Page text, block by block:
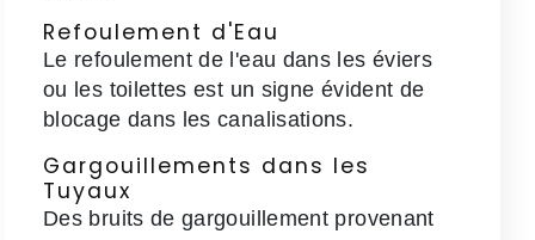
Refoulement d'Eau
Le refoulement de l'eau dans les éviers
ou les toilettes est un signe évident de
blocage dans les canalisations.
Gargouillements dans les
Tuyaux
Des bruits de gargouillement provenant